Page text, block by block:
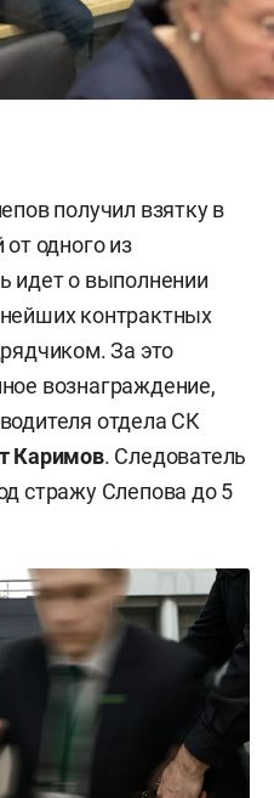
получил взятку в
одного из
идет о выполнении
контрактных
За это
вознаграждение,
отдела СК
Каримов. Следователь
стражу Слепова до 5